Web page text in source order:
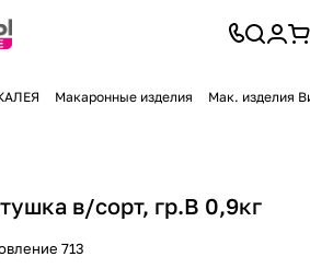
Макаронные изделия Мак. изделия
в/сорт, гр.В 0,9кг
713